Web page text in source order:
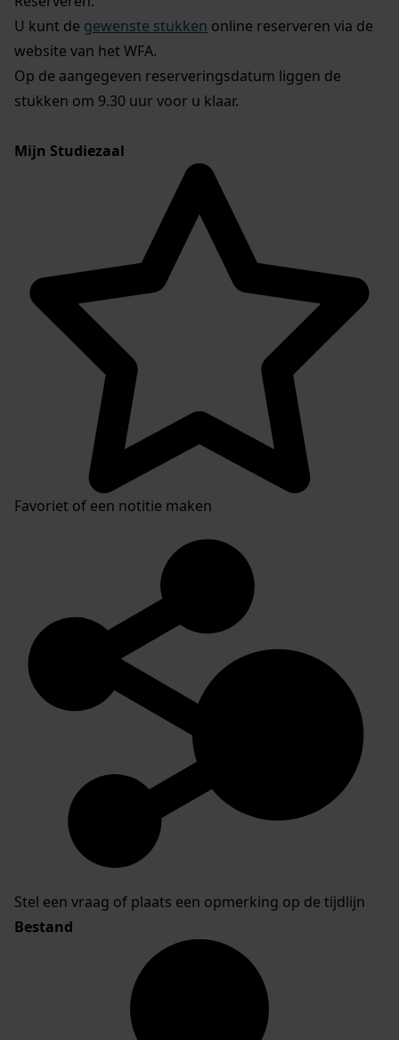
U kunt de gewenste stukken online reserveren via de
website van het WFA.
Op de aangegeven reserveringsdatum liggen de
stukken om 9.30 uur voor u klaar.
Mijn Studiezaal
Favoriet of een notitie maken
Stel een vraag of plaats een opmerking op de tijdlijn
Bestand